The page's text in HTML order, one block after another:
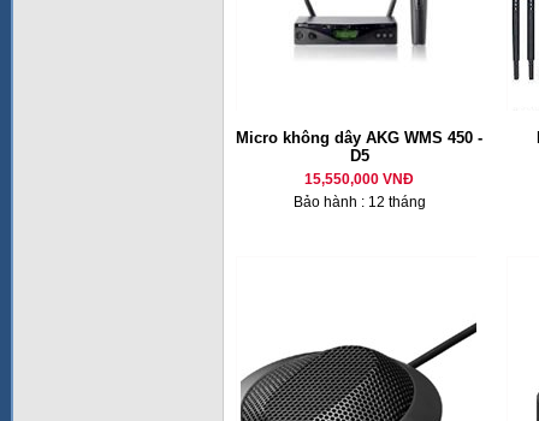
Micro không dây AKG WMS 450 -
D5
15,550,000 VNĐ
Bảo hành : 12 tháng